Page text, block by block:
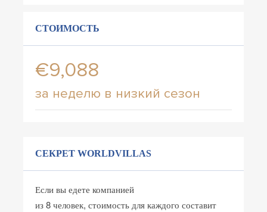
СТОИМОСТЬ
€9,088
за неделю в низкий сезон
СЕКРЕТ WORLDVILLAS
Если вы едете компанией
из 8 человек, стоимость для каждого составит